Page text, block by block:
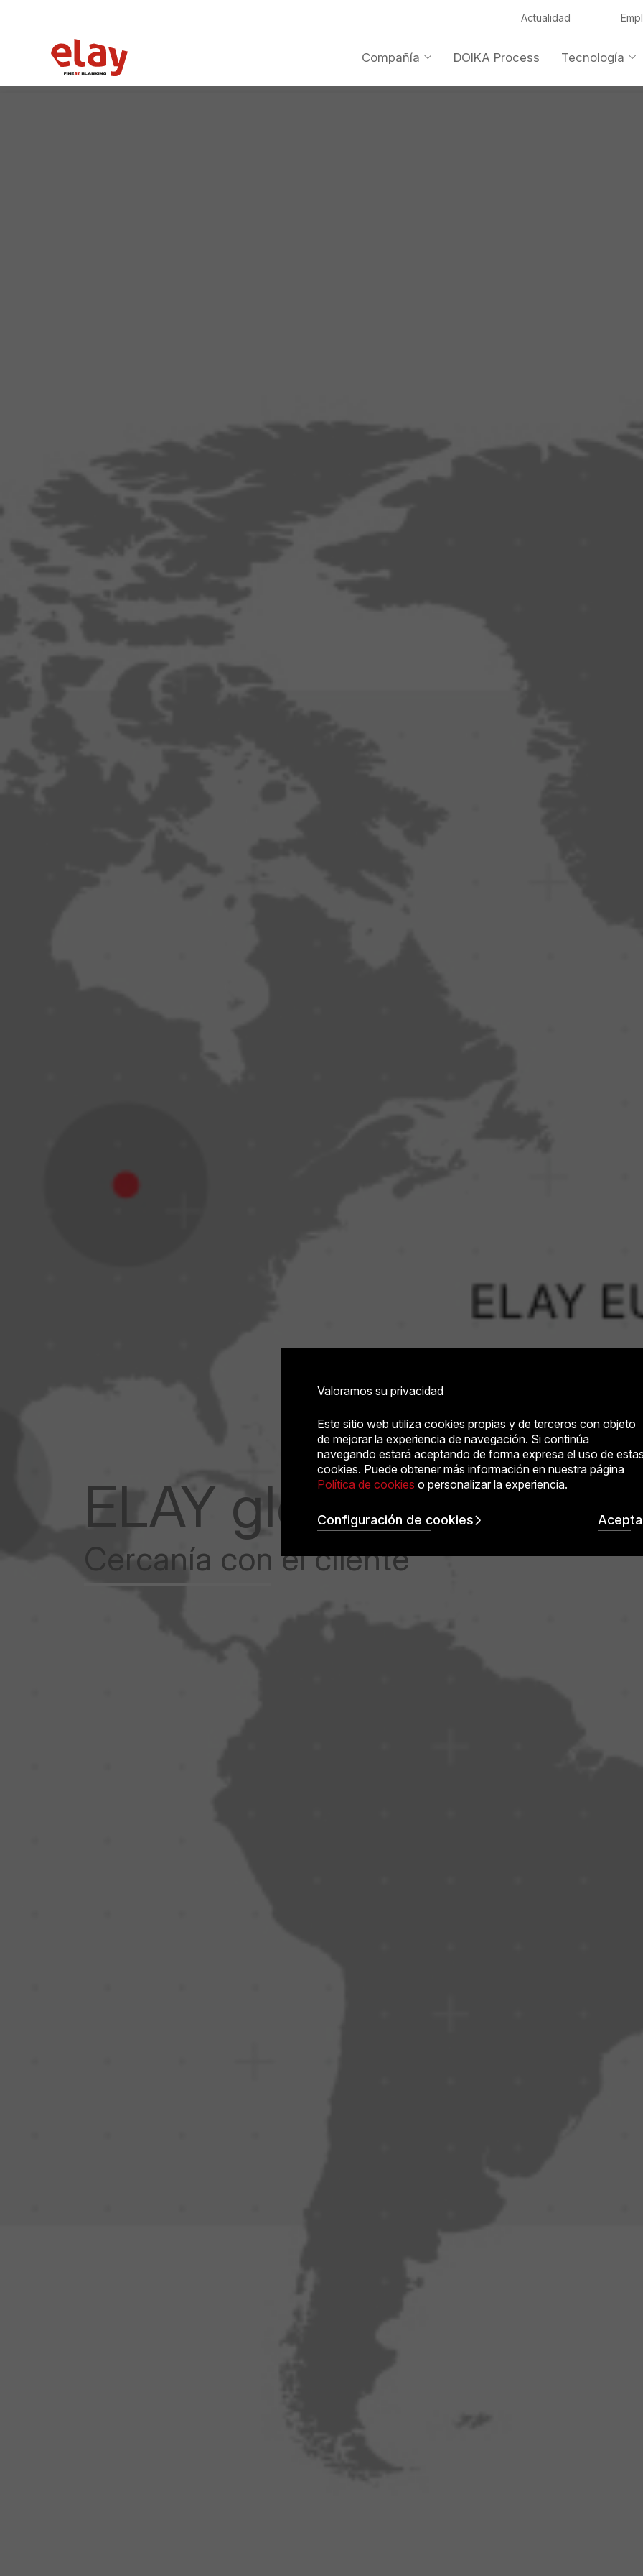
Actualidad
Compañía DOIKA Process Tecnología
Valoramos su privacidad
Este sitio web utiliza cookies propias y de terceros con objeto
de mejorar la experiencia de navegación. Si continúa
navegando estará aceptando de forma expresa el uso de
cookies. Puede obtener más información en nuestra página
Política de cookies o personalizar la experiencia.
Configuración de cookies
ELAY global
Cercanía con el cliente